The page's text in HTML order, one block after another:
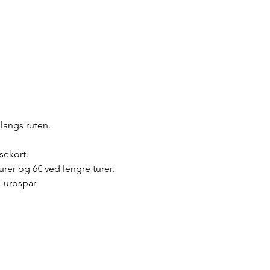
ruten.
og 6€ ved lengre turer.